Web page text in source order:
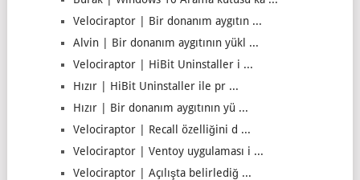
Velociraptor | Bir donanım aygıtın ...
Alvin | Bir donanım aygıtının yükl ...
Velociraptor | HiBit Uninstaller i ...
Hızır | HiBit Uninstaller ile pr ...
Hızır | Bir donanım aygıtının yü ...
Velociraptor | Recall özelliğini d ...
Velociraptor | Ventoy uygulaması i ...
Velociraptor | Açılışta belirlediğ ...